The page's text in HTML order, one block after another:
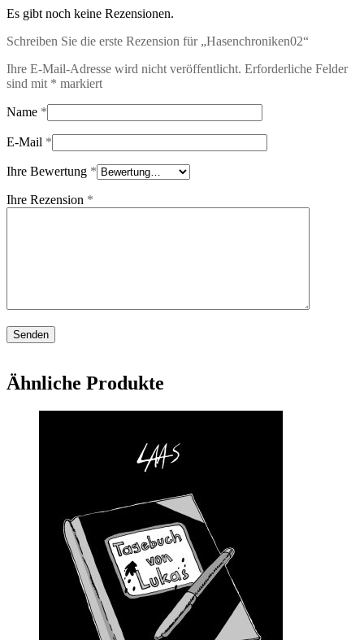
Es gibt noch keine Rezensionen.
Schreiben Sie die erste Rezension für „Hasenchroniken02“
Ihre E-Mail-Adresse wird nicht veröffentlicht. Erforderliche Felder
sind mit * markiert
Name *
E-Mail *
Ihre Bewertung *
Ihre Rezension *
Ähnliche Produkte